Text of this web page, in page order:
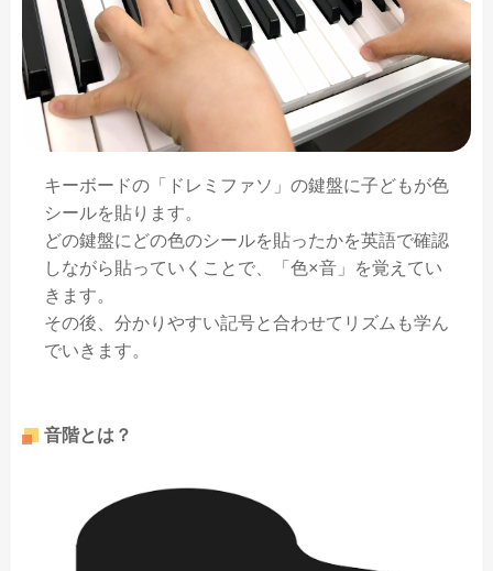
キーボードの「ドレミファソ」の鍵盤に子どもが色
シールを貼ります。
どの鍵盤にどの色のシールを貼ったかを英語で確認
しながら貼っていくことで、「色×音」を覚えてい
きます。
その後、分かりやすい記号と合わせてリズムも学ん
でいきます。
音階とは？